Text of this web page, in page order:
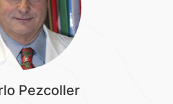
Pezcoller